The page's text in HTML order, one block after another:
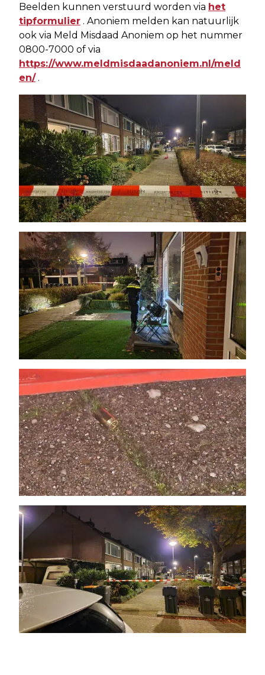
Beelden kunnen verstuurd worden via het
tipformulier . Anoniem melden kan natuurlijk
ook via Meld Misdaad Anoniem op het nummer
0800-7000 of via
https://www.meldmisdaadanoniem.nl/meld
en/.